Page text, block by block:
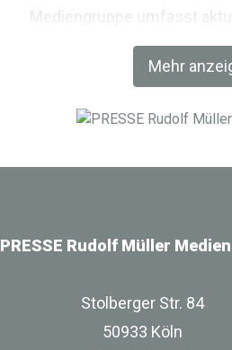
Mehr
Mediengruppe umfasst
Fachverlag RM Rudolf Müller
World MUNICH eine
PRESSE Rudolf Müller
Stolberger Str. 84
50933 Köln